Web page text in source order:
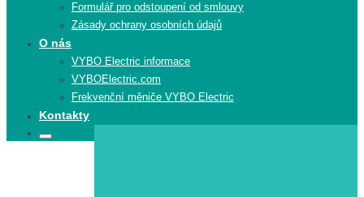
Formulář pro odstoupení od smlouvy
Zásady ochrany osobních údajů
O nás
VYBO Electric informace
VYBOElectric.com
Frekvenční měniče VYBO Electric
Kontakty
Search
Search